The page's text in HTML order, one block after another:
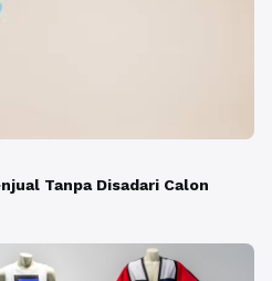
Tanpa Disadari Calon